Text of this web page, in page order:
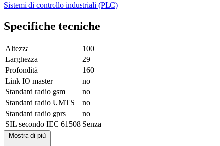
Sistemi di controllo industriali (PLC)
Specifiche tecniche
Altezza
100
Larghezza
29
Profondità
160
Link IO master
no
Standard radio gsm
no
Standard radio UMTS
no
Standard radio gprs
no
SIL secondo IEC 61508 Senza
Mostra di più